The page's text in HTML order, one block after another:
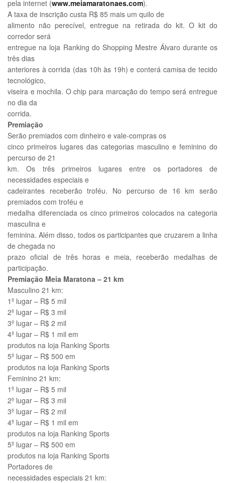
pela internet (www.meiamaratonaes.com).
A taxa de inscrição custa R$ 85 mais um quilo de
alimento não perecível, entregue na retirada do kit. O kit do
corredor será
entregue na loja Ranking do Shopping Mestre Álvaro durante os
três dias
anteriores à corrida (das 10h às 19h) e conterá camisa de tecido
tecnológico,
viseira e mochila. O chip para marcação do tempo será entregue
no dia da
corrida.
Premiação
Serão premiados com dinheiro e vale-compras os
cinco primeiros lugares das categorias masculino e feminino do
percurso de 21
km. Os três primeiros lugares entre os portadores de
necessidades especiais e
cadeirantes receberão troféu. No percurso de 16 km serão
premiados com troféu e
medalha diferenciada os cinco primeiros colocados na categoria
masculina e
feminina. Além disso, todos os participantes que cruzarem a linha
de chegada no
prazo oficial de três horas e meia, receberão medalhas de
participação.
Premiação Meia Maratona – 21 km
Masculino 21 km:
1º lugar – R$ 5 mil
2º lugar – R$ 3 mil
3º lugar – R$ 2 mil
4º lugar – R$ 1 mil em
produtos na loja Ranking Sports
5º lugar – R$ 500 em
produtos na loja Ranking Sports
Feminino 21 km:
1º lugar – R$ 5 mil
2º lugar – R$ 3 mil
3º lugar – R$ 2 mil
4º lugar – R$ 1 mil em
produtos na loja Ranking Sports
5º lugar – R$ 500 em
produtos na loja Ranking Sports
Portadores de
necessidades especiais 21 km: